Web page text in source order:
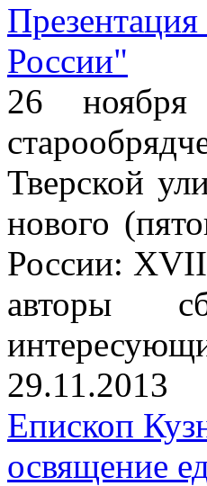
России"
26
Тверской
нового
России:
авторы
29.11.2013
Епископ
освящение